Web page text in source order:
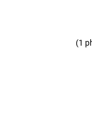
(1